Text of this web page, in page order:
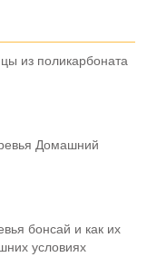
из поликарбоната
Домашний
бонсай и как их
условиях